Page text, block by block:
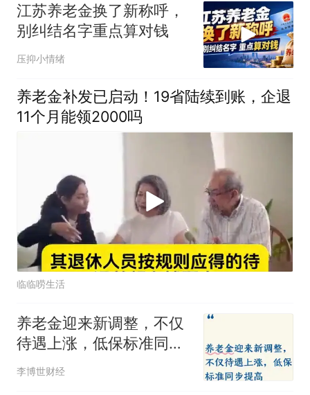
江苏养老金换了新称呼，
别纠结名字重点算对钱
压抑小情绪
养老金补发已启动！19省陆续到账，企退
11个月能领2000吗
临临唠生活
养老金迎来新调整，不仅
待遇上涨，低保标准同步
提高双喜临门
李博世财经